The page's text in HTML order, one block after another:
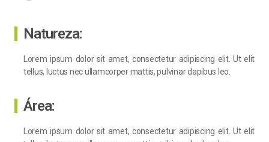
Natureza:
Lorem ipsum dolor sit amet, consectetur adipiscing elit. Ut elit
tellus, luctus nec ullamcorper mattis, pulvinar dapibus leo.
Área:
Lorem ipsum dolor sit amet, consectetur adipiscing elit. Ut elit